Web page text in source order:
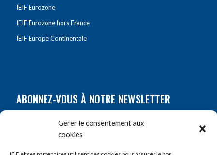
Gérer le consentement aux
cookies
IEIF Eurozone
IEIF Eurozone hors France
IEIF Europe Continentale
ABONNEZ-VOUS À NOTRE NEWSLETTER
Prénom*